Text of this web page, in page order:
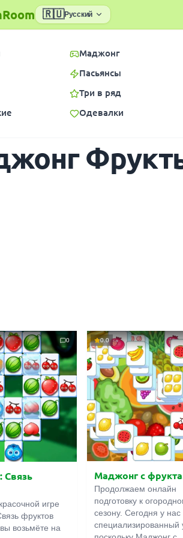
🇷🇺Русский
Маджонг
Пасьянсы
Три в ряд
Одевалки
0
Связь
игре
фруктов
возьмёте на
0.0
Маджонг с
Продолжаем онлайн
подготовку к
сезону. Сегодня у
специализированный